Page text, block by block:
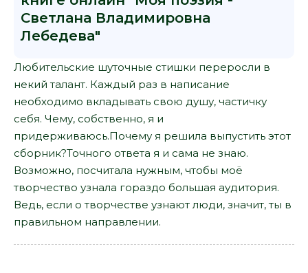
Светлана Владимировна
Лебедева"
Любительские шуточные стишки переросли в
некий талант. Каждый раз в написание
необходимо вкладывать свою душу, частичку
себя. Чему, собственно, я и
придерживаюсь.Почему я решила выпустить этот
сборник?Точного ответа я и сама не знаю.
Возможно, посчитала нужным, чтобы моё
творчество узнала гораздо большая аудитория.
Ведь, если о творчестве узнают люди, значит, ты в
правильном направлении.